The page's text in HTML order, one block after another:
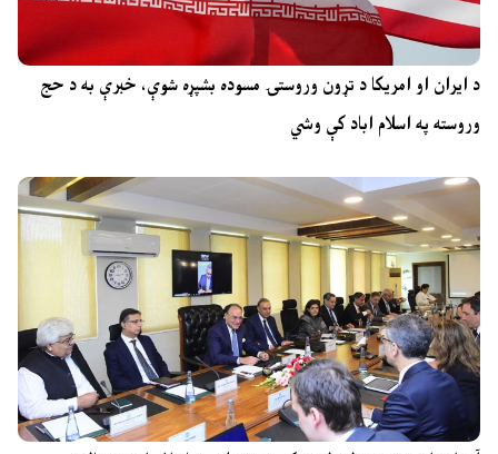
د ایران او امریکا د تړون وروستۍ مسوده بشپړه شوې، خبرې به د حج
وروسته په اسلام اباد کې وشي